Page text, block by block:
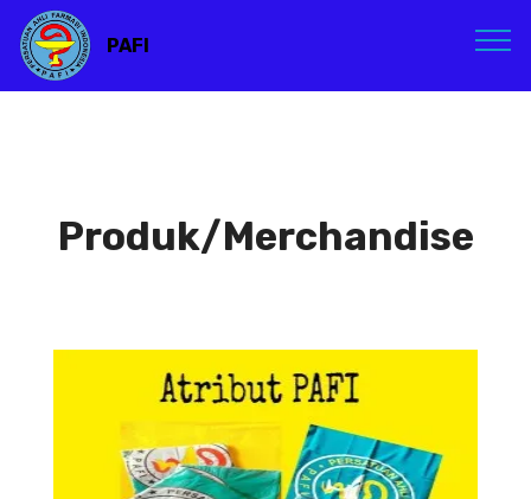
PAFI
Produk/Merchandise
Atribut PAFI
Atribut PAFI